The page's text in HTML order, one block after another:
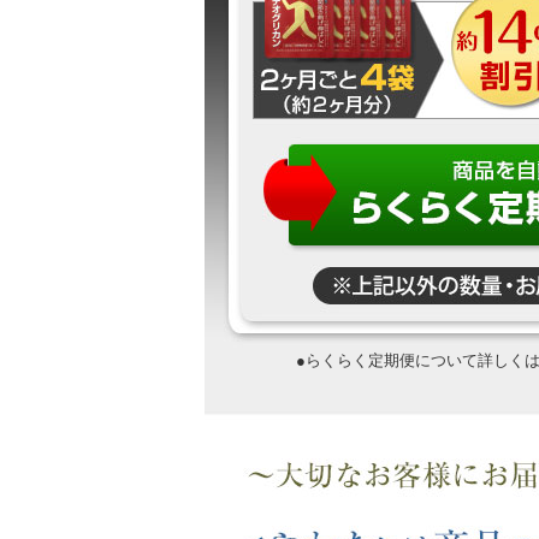
●らくらく定期便について詳しく